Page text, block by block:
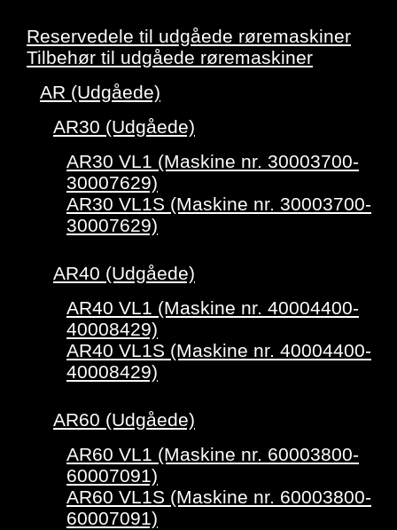
Reservedele til udgåede røremaskiner
Tilbehør til udgåede røremaskiner
AR (Udgåede)
AR30 (Udgåede)
AR30 VL1 (Maskine nr. 30003700-
30007629)
AR30 VL1S (Maskine nr. 30003700-
30007629)
AR40 (Udgåede)
AR40 VL1 (Maskine nr. 40004400-
40008429)
AR40 VL1S (Maskine nr. 40004400-
40008429)
AR60 (Udgåede)
AR60 VL1 (Maskine nr. 60003800-
60007091)
AR60 VL1S (Maskine nr. 60003800-
60007091)